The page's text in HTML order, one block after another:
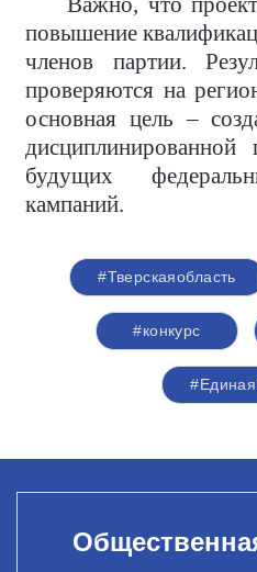
повышение
членов партии.
проверяются на
основная цель –
будущих
кампаний.
#Тверскаяобласть
#конкурс